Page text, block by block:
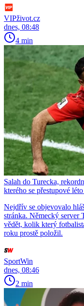
VIPživot.cz
dnes, 08:48
4 min
Salah do Turecka,
kterého se přestupové
Nejdřív se objevovalo
stránka. Německý server
vědět, kolik který
roku prostě položil.
SportWin
dnes, 08:46
2 min